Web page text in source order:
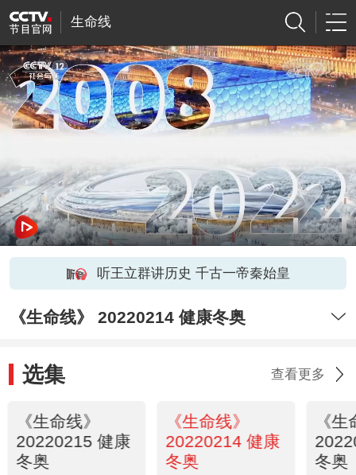
生命线
听王立群讲历史 千古一帝秦始皇
《生命线》 20220214 健康冬奥
选集 查看更多
《生命线》
20220215 健康
冬奥
《生命线》
20220214 健康
冬奥
《
冬奥